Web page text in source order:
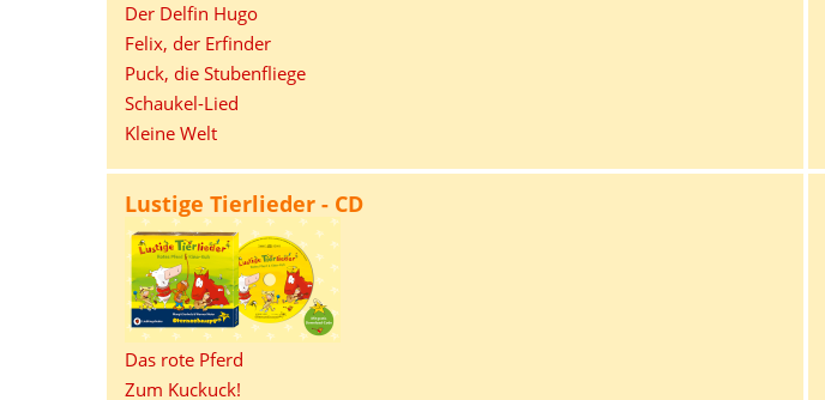
Der Delfin Hugo
Felix, der Erfinder
Puck, die Stubenfliege
Schaukel-Lied
Kleine Welt
Lustige Tierlieder - CD
Das rote Pferd
Zum Kuckuck!